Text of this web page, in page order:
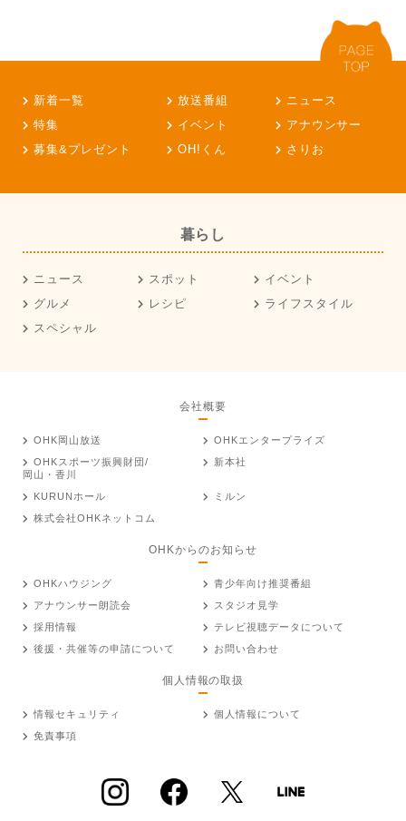
新着一覧 放送番組
ニュース
特集
イベント
アナウンサー
募集&プレゼント
OH!くん さりお
暮らし
ニュース スポット
イベント
グルメ
レシピ
ライフスタイル
スペシャル
会社概要
OHK岡山放送
OHKエンタープライズ
OHKスポーツ振興財団/
岡山・香川
新本社
KURUNホール
ミルン
株式会社OHKネットコム
OHKからのお知らせ
OHKハウジング
青少年向け推奨番組
アナウンサー朗読会
スタジオ見学
採用情報
テレビ視聴データについて
後援・共催等の申請について
お問い合わせ
個人情報の取扱
情報セキュリティ
個人情報について
免責事項